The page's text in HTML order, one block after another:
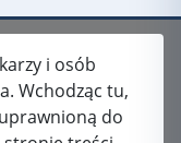
i osób
Wchodząc tu,
do